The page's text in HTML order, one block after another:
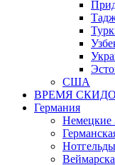
США
ВРЕМЯ
Германия
Немецкие
Нотгельды